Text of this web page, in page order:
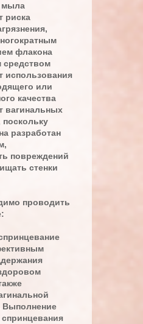
мыла
риска
флакона
использования
или
качества
вагинальных
разработан
повреждений
стенки
проводить
спринцевания